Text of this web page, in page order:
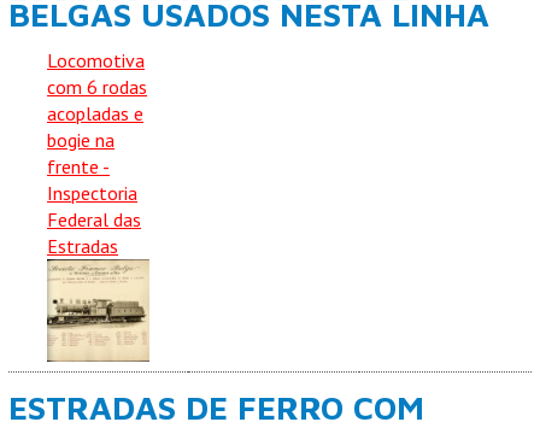
BELGAS USADOS NESTA LINHA
Locomotiva
com 6 rodas
acopladas e
bogie na
frente -
Inspectoria
Federal das
Estradas
ESTRADAS DE FERRO COM